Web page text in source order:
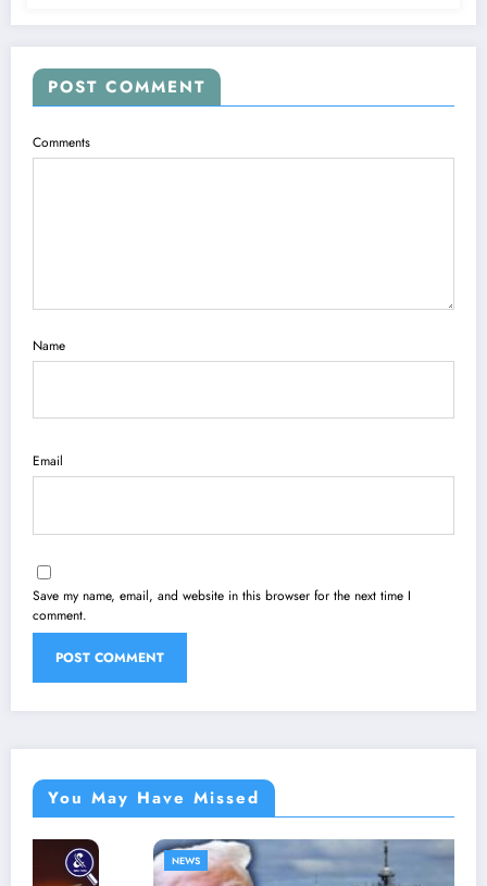
POST COMMENT
Comments
Name
Email
Save my name, email, and website in this browser for the next time I
comment.
You May Have Missed
NEWS